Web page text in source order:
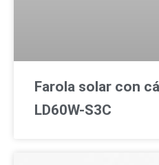
Farola solar con
LD60W-S3C